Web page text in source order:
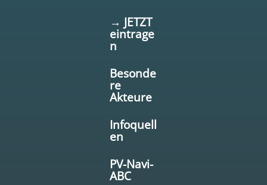
→ JETZT
eintrage
n
Besonde
re
Akteure
Infoquell
en
PV-Navi-
ABC